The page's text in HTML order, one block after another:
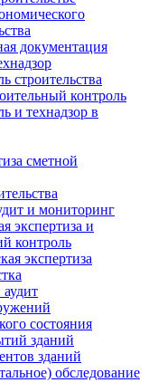
документация
строительства
контроль
и технадзор в
сметной
и мониторинг
экспертиза и
контроль
экспертиза
состояния
зданий
зданий
обследование